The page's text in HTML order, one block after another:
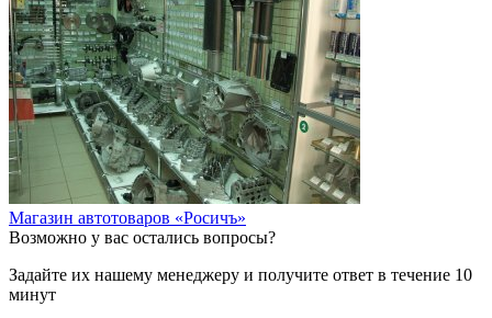
Магазин автотоваров «Росичъ»
Возможно у вас остались вопросы?
Задайте их нашему менеджеру и получите ответ в течение 10
минут